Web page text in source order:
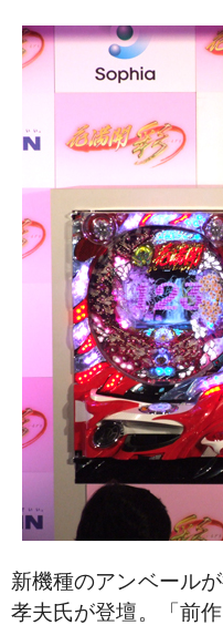
新機種のアンベール
孝夫氏が登壇。「前